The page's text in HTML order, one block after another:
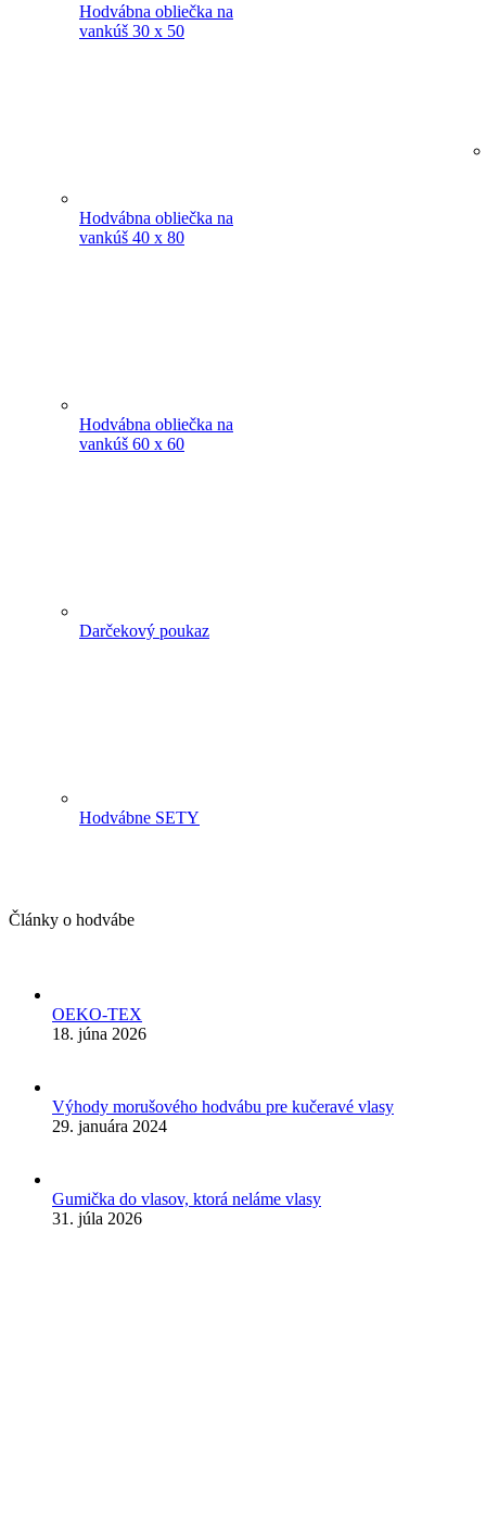
Hodvábna obliečka na
vankúš 30 x 50
Hodvábna obliečka na
vankúš 40 x 80
Hodvábna obliečka na
vankúš 60 x 60
Darčekový poukaz
Hodvábne SETY
Články o hodvábe
OEKO-TEX
18. júna 2026
Výhody morušového hodvábu pre kučeravé vlasy
29. januára 2024
Gumička do vlasov, ktorá neláme vlasy
31. júla 2026